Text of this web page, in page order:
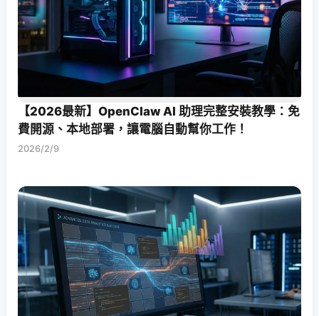
【2026最新】OpenClaw AI 助理完整安裝教學：免
費開源、本地部署，讓電腦自動幫你工作！
2026/2/9